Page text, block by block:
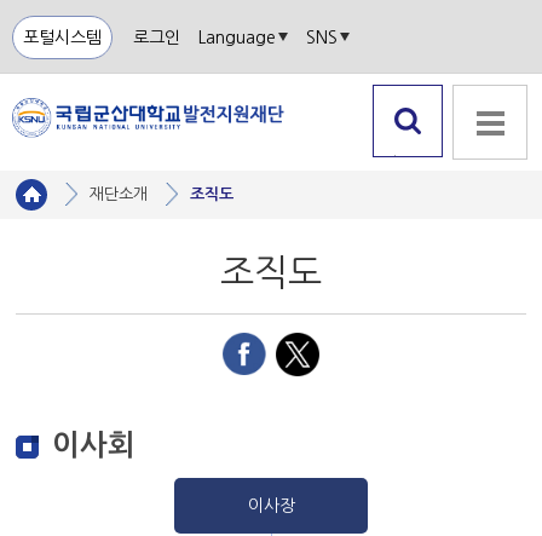
포털시스템 로그인 Language SNS
재단소개 조직도
조직도
이사회
이사장